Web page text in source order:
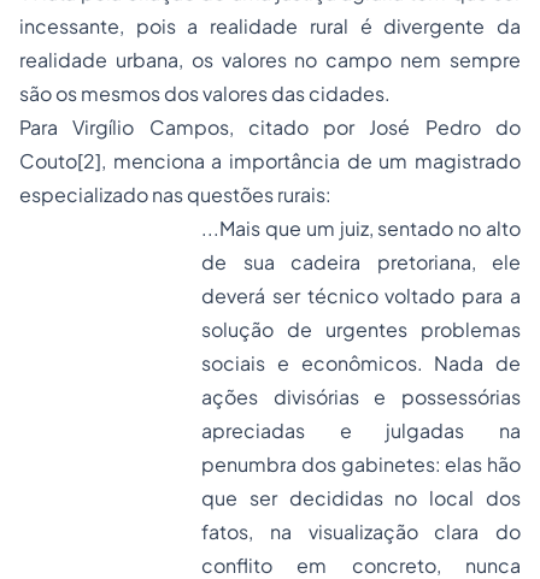
incessante, pois a realidade rural é divergente da
realidade urbana, os valores no campo nem sempre
são os mesmos dos valores das cidades.
Para Virgílio Campos, citado por José Pedro do
Couto[2], menciona a importância de um magistrado
especializado nas questões rurais:
...Mais que um juiz, sentado no alto
de sua cadeira pretoriana, ele
deverá ser técnico voltado para a
solução de urgentes problemas
sociais e econômicos. Nada de
ações divisórias e possessórias
apreciadas e julgadas na
penumbra dos gabinetes: elas hão
que ser decididas no local dos
fatos, na visualização clara do
conflito em concreto, nunca